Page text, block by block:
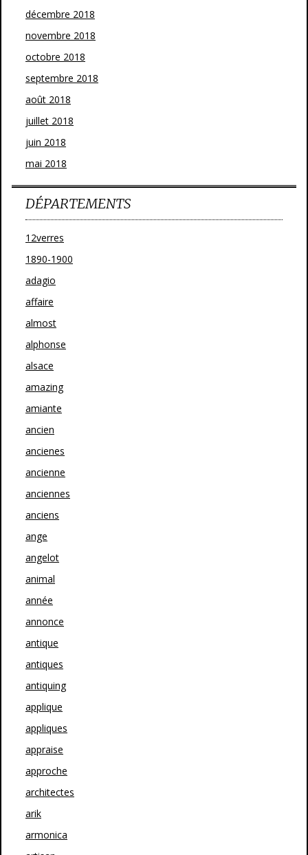
décembre 2018
novembre 2018
octobre 2018
septembre 2018
août 2018
juillet 2018
juin 2018
mai 2018
DÉPARTEMENTS
12verres
1890-1900
adagio
affaire
almost
alphonse
alsace
amazing
amiante
ancien
ancienes
ancienne
anciennes
anciens
ange
angelot
animal
année
annonce
antique
antiques
antiquing
applique
appliques
appraise
approche
architectes
arik
armonica